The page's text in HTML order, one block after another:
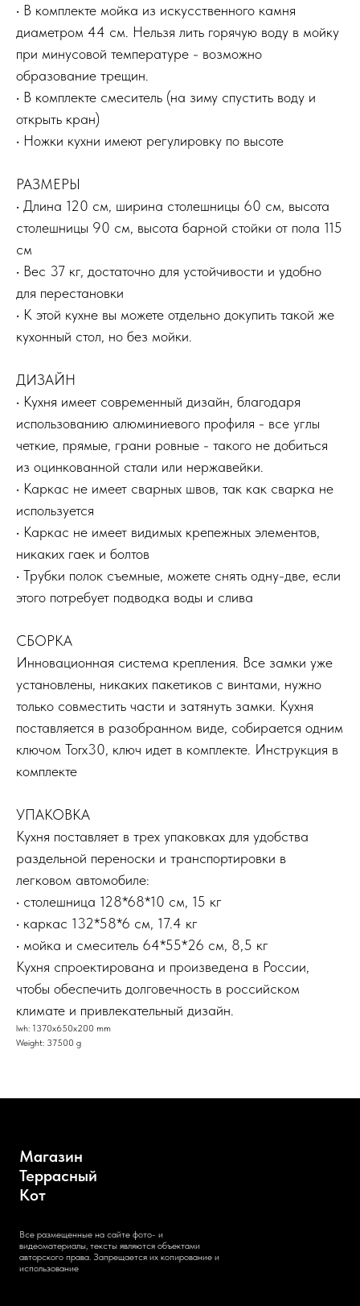
• В комплекте мойка из искусственного камня
диаметром 44 см. Нельзя лить горячую воду в мойку
при минусовой температуре - возможно
образование трещин.
• В комплекте смеситель (на зиму спустить воду и
открыть кран)
• Ножки кухни имеют регулировку по высоте
РАЗМЕРЫ
• Длина 120 см, ширина столешницы 60 см, высота
столешницы 90 см, высота барной стойки от пола 115
см
• Вес 37 кг, достаточно для устойчивости и удобно
для перестановки
• К этой кухне вы можете отдельно докупить такой же
кухонный стол, но без мойки.
ДИЗАЙН
• Кухня имеет современный дизайн, благодаря
использованию алюминиевого профиля - все углы
четкие, прямые, грани ровные - такого не добиться
из оцинкованной стали или нержавейки.
• Каркас не имеет сварных швов, так как сварка не
используется
• Каркас не имеет видимых крепежных элементов,
никаких гаек и болтов
• Трубки полок съемные, можете снять одну-две, если
этого потребует подводка воды и слива
СБОРКА
Инновационная система крепления. Все замки уже
установлены, никаких пакетиков с винтами, нужно
только совместить части и затянуть замки. Кухня
поставляется в разобранном виде, собирается одним
ключом Torx30, ключ идет в комплекте. Инструкция в
комплекте
УПАКОВКА
Кухня поставляет в трех упаковках для удобства
раздельной переноски и транспортировки в
легковом автомобиле:
• столешница 128*68*10 см, 15 кг
• каркас 132*58*6 см, 17.4 кг
• мойка и смеситель 64*55*26 см, 8,5 кг
Кухня спроектирована и произведена в России,
чтобы обеспечить долговечность в российском
климате и привлекательный дизайн.
lwh: 1370x650x200 mm
Weight: 37500 g
Магазин
Террасный
Кот
Все размещенные на сайте фото- и
видеоматериалы, тексты являются объектами
авторского права. Запрещается их копирование и
использование